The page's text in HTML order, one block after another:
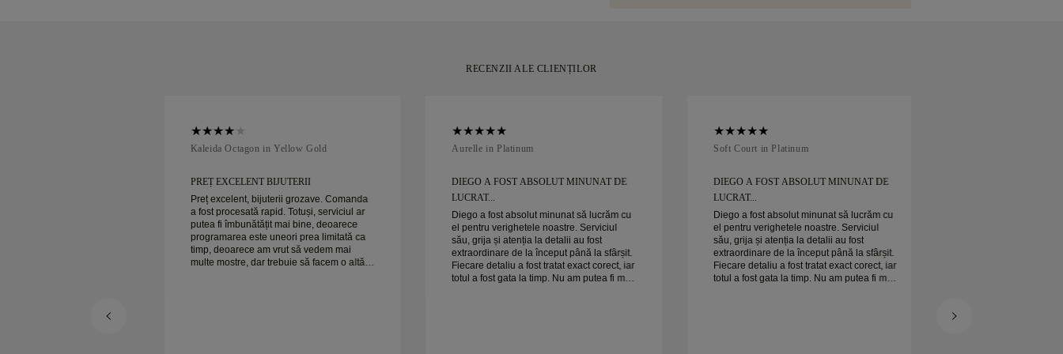
RECENZII ALE CLIENȚILOR
Kaleida Octagon in Yellow Gold
PREȚ EXCELENT BIJUTERII
Preț excelent, bijuterii grozave. Comanda
a fost procesată rapid. Totuși, serviciul ar
putea fi îmbunătățit mai bine, deoarece
programarea este uneori prea limitată ca
timp, deoarece am vrut să vedem mai
multe mostre, dar trebuie să facem o altă
Aurelle in Platinum
DIEGO A FOST ABSOLUT MINUNAT DE
LUCRAT...
Diego a fost absolut minunat să lucrăm cu
el pentru verighetele noastre. Serviciul
său, grija și atenția la detalii au fost
extraordinare de la început până la sfârșit.
Fiecare detaliu a fost tratat exact corect, iar
totul a fost gata la timp. Nu am putea fi mai
Soft Court in Platinum
DIEGO A FOST ABSOLUT MINUNAT DE
LUCRAT...
Diego a fost absolut minunat să lucrăm cu
el pentru verighetele noastre. Serviciul
său, grija și atenția la detalii au fost
extraordinare de la început până la sfârșit.
Fiecare detaliu a fost tratat exact corect, iar
totul a fost gata la timp. Nu am putea fi mai